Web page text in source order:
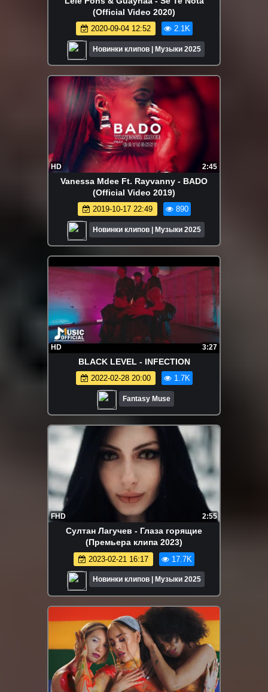
(Official Video 2020)
2020-09-04 12:52 2.1K
Новинки клипов | Музыки 2025
HD 2:45
Vanessa Mdee Ft. Rayvanny - BADO
(Official Video 2019)
2019-10-17 22:49 890
Новинки клипов | Музыки 2025
HD 3:27
BLACK LEVEL - INFECTION
2022-02-28 20:00 1.7K
Fantasy Muse
FHD 2:55
Султан Лагучев - Глаза горящие
(Премьера клипа 2023)
2023-02-21 16:17 17.7K
Новинки клипов | Музыки 2025